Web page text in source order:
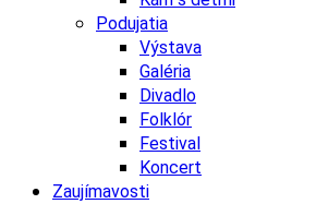
Podujatia
Výstava
Galéria
Divadlo
Folklór
Festival
Koncert
Zaujímavosti